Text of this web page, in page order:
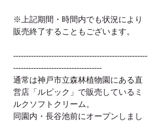
※上記期間・時間内でも状況により
販売終了することもございます。
-----------------------------------------------------
-----------------------------------
通常は神戸市立森林植物園にある直
営店「ルピック」で販売しているミ
ルクソフトクリーム。
同園内・長谷池前にオープンしまし